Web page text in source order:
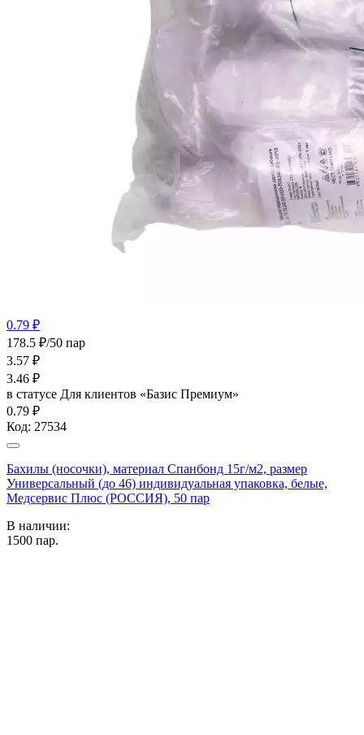
0.79 ₽
178.5 ₽/50 пар
3.57 ₽
3.46 ₽
в статусе Для клиентов «Базис Премиум»
0.79 ₽
Код: 27534
Бахилы (носочки), материал Спанбонд 15г/м2, размер
Универсальный (до 46) индивидуальная упаковка, белые,
Медсервис Плюс (РОССИЯ), 50 пар
В наличии:
1500 пар.